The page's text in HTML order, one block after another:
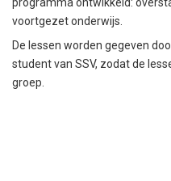
voortgezet onderwijs.
De lessen worden gegeven
student van SSV, zodat de
groep.